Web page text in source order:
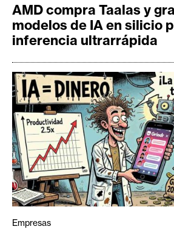
AMD compra Taalas y
modelos de IA en silicio
inferencia ultrarrápida
Empresas